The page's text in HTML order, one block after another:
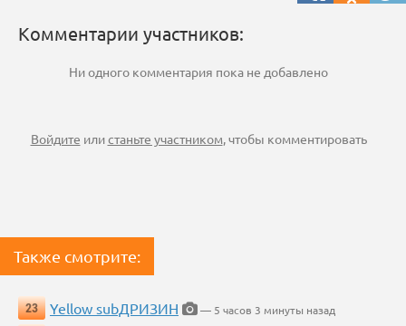
Комментарии участников:
Ни одного комментария пока не добавлено
Войдите илистаньте участником, чтобы комментировать
Также смотрите:
23 Yellow subДРИЗИН
— 5 часов 3 минуты назад